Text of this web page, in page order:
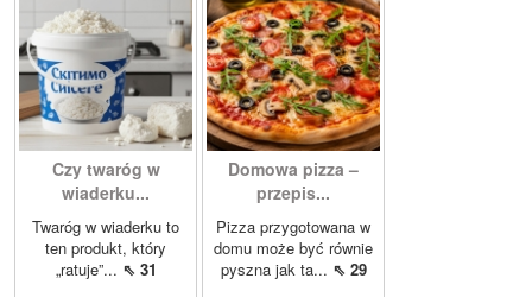
Czy twaróg w
wiaderku...
Twaróg w wiaderku to
ten produkt, który
„ratuje”... ⇖ 31
Domowa pizza –
przepis...
Pizza przygotowana w
domu może być równie
pyszna jak ta... ⇖ 29